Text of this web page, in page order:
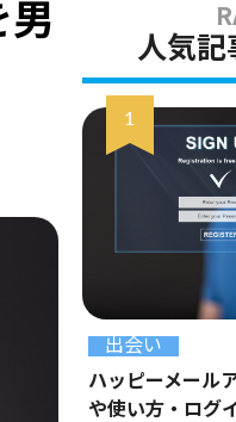
男
人気記
出会い
ハッピーメール
や使い方・ログ